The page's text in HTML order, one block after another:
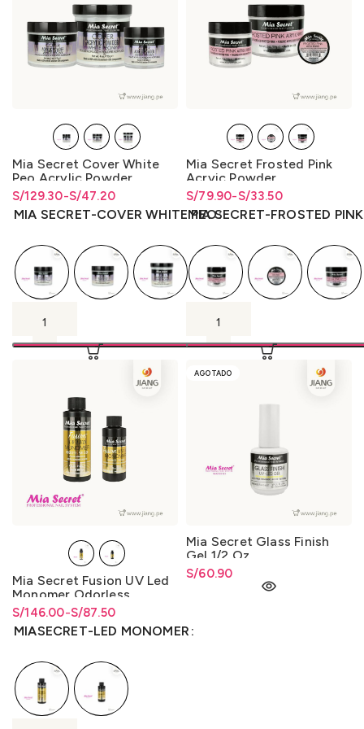
Mia Secret Cover White
Peo Acrylic Powder
S/47.20
-
S/129.30
Rango de precios: desde
S/47.20 hasta S/129.30
Rango de precios: desde
S/47.20hastaS/129.30
MIA SECRET-COVER WHITE PEO
Mia Secret Frosted Pink
Acryic Powder
S/33.50
-
S/79.90
Rango de precios: desde
S/33.50 hasta S/79.90
Rango de precios: desde
S/33.50hastaS/79.90
MIA SECRET-FROSTED PINK
Mia Secret Fusion UV Led
Monomer Odorless
S/87.50
-
S/146.00
Rango de precios: desde
S/87.50 hasta S/146.00
Rango de precios: desde
S/87.50hastaS/146.00
MIASECRET-LED MONOMER
AGOTADO
Mia Secret Glass Finish
Gel 1/2 Oz
S/60.90